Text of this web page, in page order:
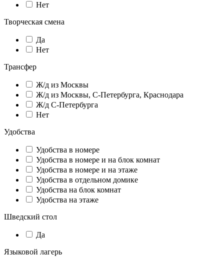
Нет
Творческая смена
Да
Нет
Трансфер
Ж/д из Москвы
Ж/д из Москвы, С-Петербурга, Краснодара
Ж/д С-Петербурга
Нет
Удобства
Удобства в номере
Удобства в номере и на блок комнат
Удобства в номере и на этаже
Удобства в отдельном домике
Удобства на блок комнат
Удобства на этаже
Шведский стол
Да
Языковой лагерь